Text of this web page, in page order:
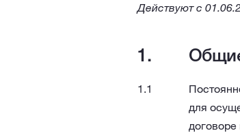
Действуют с
для
договоре